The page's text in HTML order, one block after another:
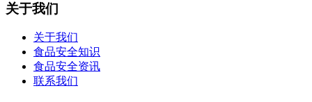
关于我们
关于我们
食品安全知识
食品安全资讯
联系我们